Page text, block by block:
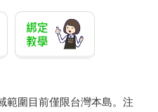
範圍目前僅限台灣本島。注